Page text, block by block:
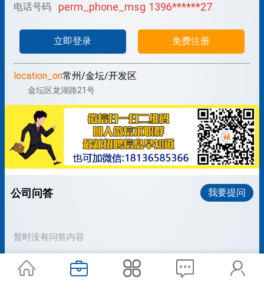
电话号码 perm_phone_msg 1396******27
立即登录 免费注册
location_on常州/金坛/开发区
金坛区龙湖路21号
公司问答 我要提问
暂时没有问答内容